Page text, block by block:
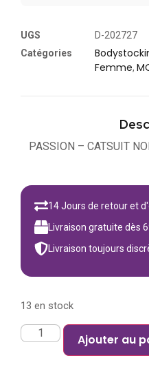
UGS
D-202727
Catégories
Femme,
PASSION – CATSUIT
14 Jours de retour et
Livraison gratuite dès
Livraison toujours
13 en stock
Ajouter au